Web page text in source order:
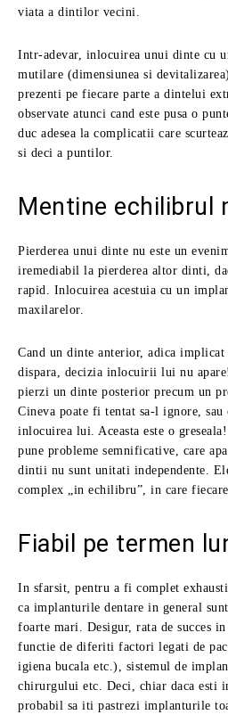
viata a dintilor vecini.
Intr-adevar, inlocuirea unui dinte cu
mutilare (dimensiunea si
prezenti pe fiecare parte a dintelui
observate atunci cand este pusa o
duc adesea la complicatii care
si deci a puntilor.
Mentine echilibrul
Pierderea unui dinte nu este un
iremediabil la pierderea altor dinti,
rapid. Inlocuirea acestuia cu un
maxilarelor.
Cand un dinte anterior, adica implicat
dispara, decizia inlocuirii lui nu
pierzi un dinte posterior precum un
Cineva poate fi tentat sa-l ignore, sau
inlocuirea lui. Aceasta este o
pune probleme semnificative, care
dintii nu sunt unitati independente.
complex „in echilibru”, in care
Fiabil pe termen
In sfarsit, pentru a fi complet
ca implanturile dentare in general
foarte mari. Desigur, rata de succes
functie de diferiti factori legati de
igiena bucala etc.), sistemul de
chirurgului etc. Deci, chiar daca esti
probabil sa iti pastrezi implanturile